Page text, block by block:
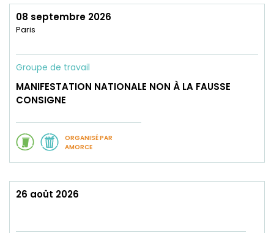
08 septembre 2026
Paris
Groupe de travail
MANIFESTATION NATIONALE NON À LA FAUSSE
CONSIGNE
ORGANISÉ PAR
AMORCE
26 août 2026